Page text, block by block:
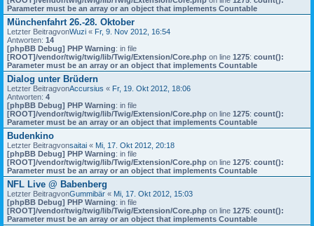
Parameter must be an array or an object that implements Countable
Münchenfahrt 26.-28. Oktober
Letzter BeitragvonWuzi « Fr, 9. Nov 2012, 16:54
Antworten: 14
[phpBB Debug] PHP Warning: in file
[ROOT]/vendor/twig/twig/lib/Twig/Extension/Core.php on line 1275: count():
Parameter must be an array or an object that implements Countable
Dialog unter Brüdern
Letzter BeitragvonAccursius « Fr, 19. Okt 2012, 18:06
Antworten: 4
[phpBB Debug] PHP Warning: in file
[ROOT]/vendor/twig/twig/lib/Twig/Extension/Core.php on line 1275: count():
Parameter must be an array or an object that implements Countable
Budenkino
Letzter Beitragvonsaitai « Mi, 17. Okt 2012, 20:18
[phpBB Debug] PHP Warning: in file
[ROOT]/vendor/twig/twig/lib/Twig/Extension/Core.php on line 1275: count():
Parameter must be an array or an object that implements Countable
NFL Live @ Babenberg
Letzter BeitragvonGummibär « Mi, 17. Okt 2012, 15:03
[phpBB Debug] PHP Warning: in file
[ROOT]/vendor/twig/twig/lib/Twig/Extension/Core.php on line 1275: count():
Parameter must be an array or an object that implements Countable